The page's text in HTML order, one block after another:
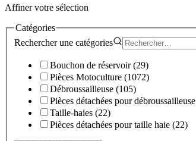
Affiner votre sélection
Catégories
Rechercher une catégories
Bouchon de réservoir(29)
Pièces Motoculture (1072)
Débroussailleuse (105)
Pièces détachées pour débroussailleuse
Taille-haies (22)
Pièces détachées pour taille haie (22)